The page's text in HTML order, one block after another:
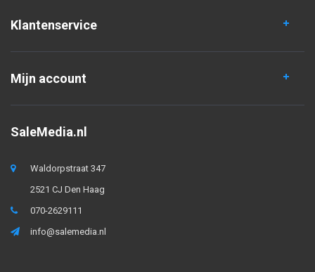
Klantenservice
Mijn account
SaleMedia.nl
Waldorpstraat 347
2521 CJ Den Haag
070-2629111
info@salemedia.nl